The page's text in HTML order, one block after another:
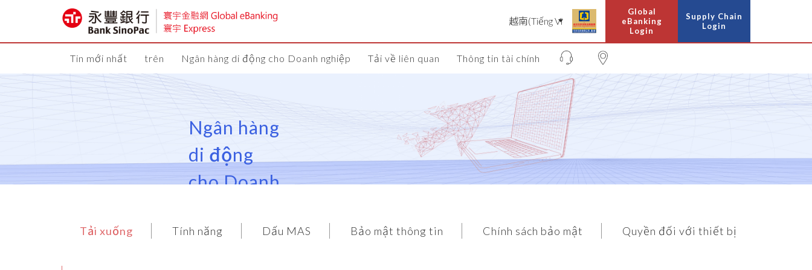
Supply Chain
Login
Global
eBanking
Login
Tin mới nhất trên Ngân hàng di động cho Doanh nghiệp Tải về liên quan Thông tin tài chính
Ngân hàng
di động
cho Doanh
Tải xuống Tính năng Dấu MAS Bảo mật thông tin Chính sách bảo mật Quyền đối với thiết bị